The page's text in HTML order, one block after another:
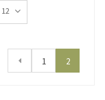
12
1 2